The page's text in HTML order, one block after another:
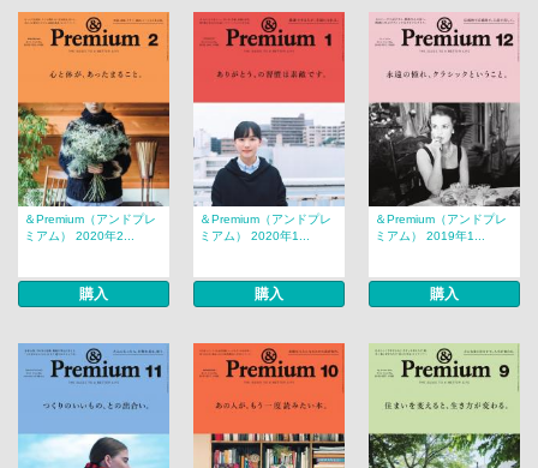
＆Premium（アンドプレ
ミアム） 2020年2...
購入
＆Premium（アンドプレ
ミアム） 2020年1...
購入
＆Premium（アンドプレ
ミアム） 2019年1...
購入